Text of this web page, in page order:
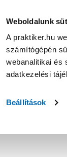
Weboldalunk
A praktiker.hu
számítógépén
webanalitikai és
adatkezelési
Beállítások